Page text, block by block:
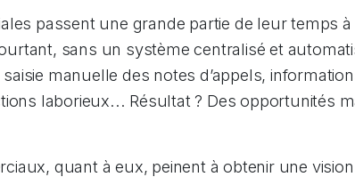
passent une grande partie de leur temps
sans un système centralisé et
manuelle des notes d’appels,
laborieux... Résultat ? Des opportunités
quant à eux, peinent à obtenir une